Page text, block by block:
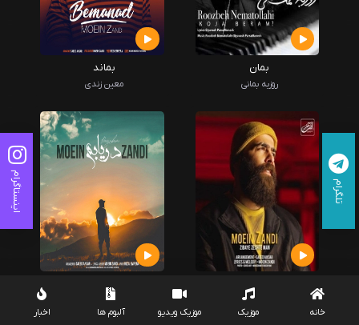
بمان
روزبه بمانی
بماند
معین زندی
معین زندی
معین زندی
خانه
موزیک موزیک ویدیو آلبوم ها اخبار
اینستاگرام تلگرام